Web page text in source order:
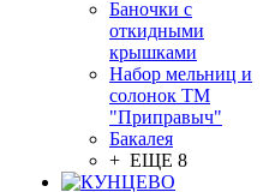
Баночки с
откидными
крышками
Набор мельниц и
солонок ТМ
"Приправыч"
Бакалея
+ ЕЩЕ 8